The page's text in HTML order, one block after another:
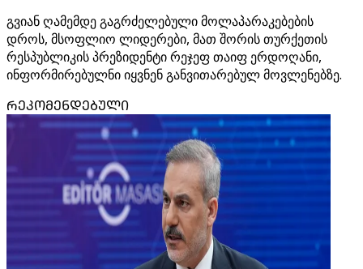
გვიან ღამემდე გაგრძელებული მოლაპარაკებების
დროს, მსოფლიო ლიდერები, მათ შორის თურქეთის
რესპუბლიკის პრეზიდენტი რეჯეფ თაიფ ერდოღანი,
ინფორმირებულნი იყვნენ განვითარებულ მოვლენებზე.
ᲠᲔᲙᲝᲛᲔᲜᲓᲔᲑᲣᲚᲘ